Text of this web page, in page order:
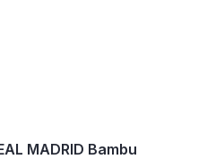
MADRID Bambu